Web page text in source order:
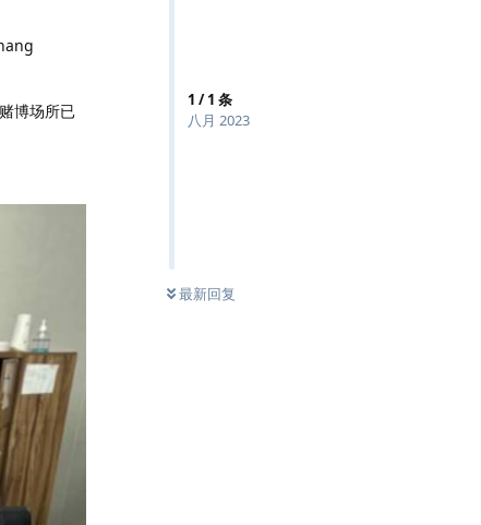
1 /1 条
八月 2023
最新回复
博场所已